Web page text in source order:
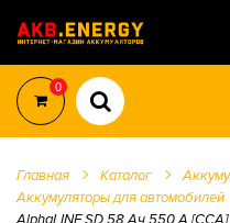
0
Главная Каталог
Аккумуляторы для автомобилей